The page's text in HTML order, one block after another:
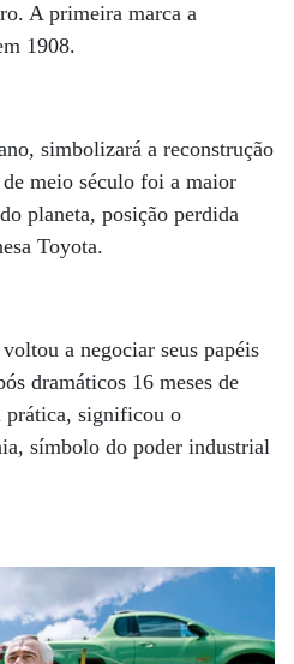
A primeira marca a
1908.
simbolizará a reconstrução
meio século foi a maior
planeta, posição perdida
Toyota.
a negociar seus papéis
dramáticos 16 meses de
prática, significou o
símbolo do poder industrial